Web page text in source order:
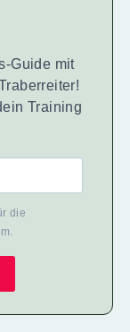
Guide mit
Training
die